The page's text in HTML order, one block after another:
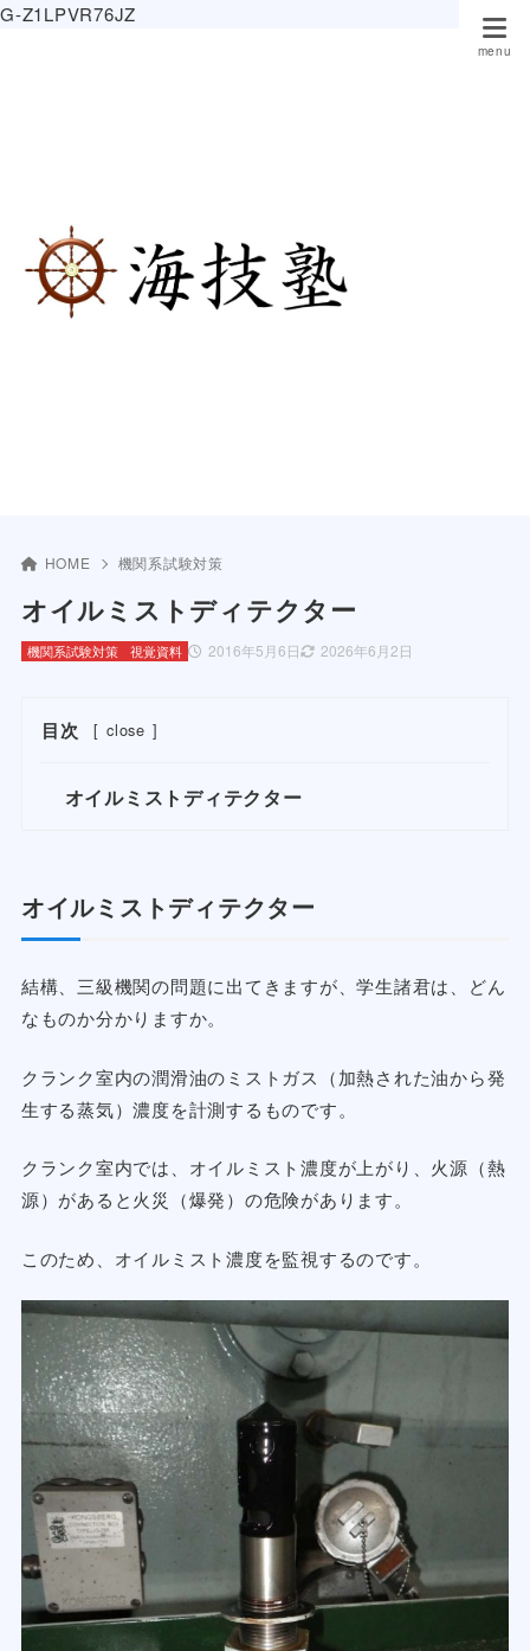
G-Z1LPVR76JZ
HOME 機関系試験対策
オイルミストディテクター
2016年5月6日 2026年6月2日
機関系試験対策 視覚資料
目次 [ close ]
オイルミストディテクター
オイルミストディテクター
結構、三級機関の問題に出てきますが、学生諸君は、どん
なものか分かりますか。
クランク室内の潤滑油のミストガス（加熱された油から発
生する蒸気）濃度を計測するものです。
クランク室内では、オイルミスト濃度が上がり、火源（熱
源）があると火災（爆発）の危険があります。
このため、オイルミスト濃度を監視するのです。